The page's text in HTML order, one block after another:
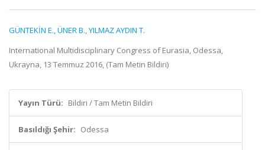
GÜNTEKİN E.,ÜNER B.,YILMAZ AYDIN T.
International Multidisciplinary Congress of Eurasia, Odessa,
Ukrayna, 13 Temmuz 2016, (Tam Metin Bildiri)
Yayın Türü: Bildiri / Tam Metin Bildiri
Basıldığı Şehir: Odessa